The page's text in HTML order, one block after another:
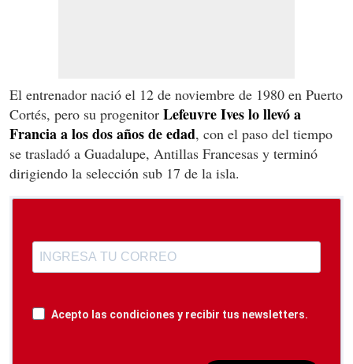
El entrenador nació el 12 de noviembre de 1980 en Puerto
Cortés, pero su progenitor Lefeuvre Ives lo llevó a
Francia a los dos años de edad, con el paso del tiempo
se trasladó a Guadalupe, Antillas Francesas y terminó
dirigiendo la selección sub 17 de la isla.
Acepto las condiciones y recibir tus newsletters.